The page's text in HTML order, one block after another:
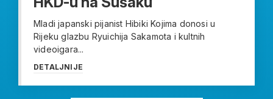
Mladi japanski pijanist Hibiki Kojima donosi u
Rijeku glazbu Ryuichija Sakamota i kultnih
videoigara...
DETALJNIJE